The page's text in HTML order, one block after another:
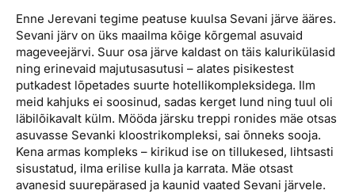
Enne Jerevani tegime peatuse kuulsa Sevani järve ääres.
Sevani järv on üks maailma kõige kõrgemal asuvaid
mageveejärvi. Suur osa järve kaldast on täis kalurikülasid
ning erinevaid majutusasutusi – alates pisikestest
putkadest lõpetades suurte hotellikompleksidega. Ilm
meid kahjuks ei soosinud, sadas kerget lund ning tuul oli
läbilõikavalt külm. Mööda järsku treppi ronides mäe otsas
asuvasse Sevanki kloostrikompleksi, sai õnneks sooja.
Kena armas kompleks – kirikud ise on tillukesed, lihtsasti
sisustatud, ilma erilise kulla ja karrata. Mäe otsast
avanesid suurepärased ja kaunid vaated Sevani järvele.